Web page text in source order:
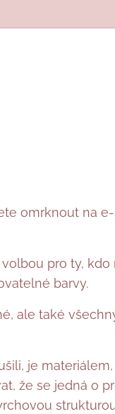
omrknout na
pro ty, kdo
barvy.
ale také
je
že se jedná o